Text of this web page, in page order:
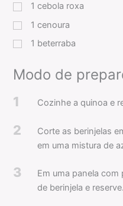
1 cebola roxa
1 cenoura
1 beterraba
Modo de
1 Cozinhe a quinoa e
2
Corte as berinjelas
em uma mistura de
3
Em uma panela
de berinjela e reserve.